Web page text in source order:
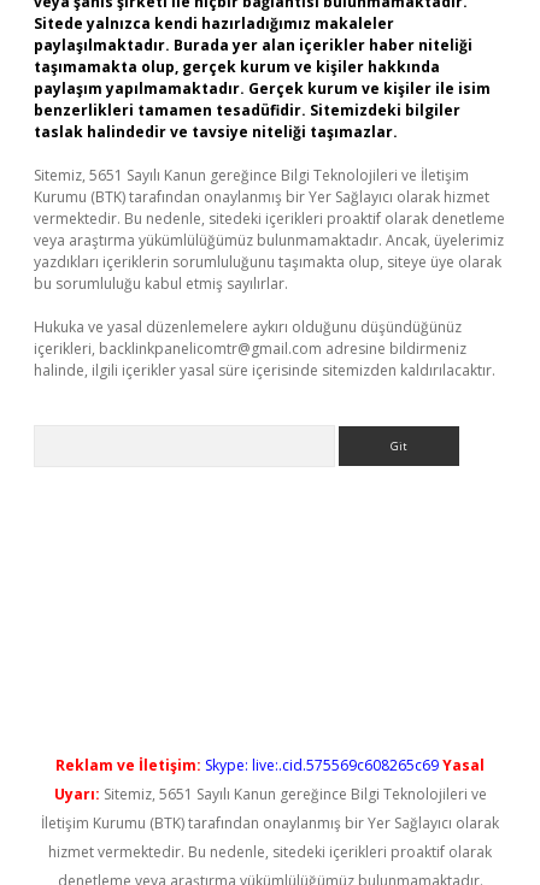
Sitede yalnızca kendi hazırladığımız makaleler
paylaşılmaktadır. Burada yer alan içerikler haber niteliği
taşımamakta olup, gerçek kurum ve kişiler hakkında
paylaşım yapılmamaktadır. Gerçek kurum ve kişiler ile isim
benzerlikleri tamamen tesadüfidir. Sitemizdeki bilgiler
taslak halindedir ve tavsiye niteliği taşımazlar.
Sitemiz, 5651 Sayılı Kanun gereğince Bilgi Teknolojileri ve İletişim
Kurumu (BTK) tarafından onaylanmış bir Yer Sağlayıcı olarak hizmet
vermektedir. Bu nedenle, sitedeki içerikleri proaktif olarak denetleme
veya araştırma yükümlülüğümüz bulunmamaktadır. Ancak, üyelerimiz
yazdıkları içeriklerin sorumluluğunu taşımakta olup, siteye üye olarak
bu sorumluluğu kabul etmiş sayılırlar.
Hukuka ve yasal düzenlemelere aykırı olduğunu düşündüğünüz
içerikleri, backlinkpanelicomtr@gmail.com adresine bildirmeniz
halinde, ilgili içerikler yasal süre içerisinde sitemizden kaldırılacaktır.
Reklam ve İletişim: Skype: live:.cid.575569c608265c69Yasal
Uyarı: Sitemiz, 5651 Sayılı Kanun gereğince Bilgi Teknolojileri ve
İletişim Kurumu (BTK) tarafından onaylanmış bir Yer Sağlayıcı olarak
hizmet vermektedir. Bu nedenle, sitedeki içerikleri proaktif olarak
denetleme veya araştırma yükümlülüğümüz bulunmamaktadır.